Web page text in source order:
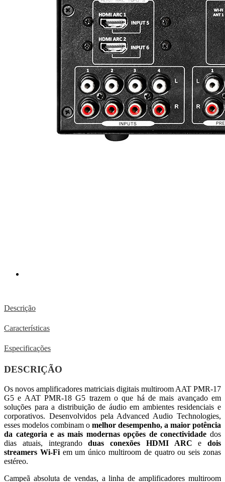
Descrição
Características
Especificações
DESCRIÇÃO
Os novos amplificadores matriciais digitais multiroom AAT PMR-17
G5 e AAT PMR-18 G5 trazem o que há de mais avançado em
soluções para a distribuição de áudio em ambientes residenciais e
corporativos. Desenvolvidos pela Advanced Audio Technologies,
esses modelos combinam o melhor desempenho, a maior potência
da categoria e as mais modernas opções de conectividade dos
dias atuais, integrandoduas conexões HDMI ARC e dois
streamers Wi-Fiem um único multiroom de quatro ou seis zonas
estéreo.
Campeã absoluta de vendas, a linha de amplificadores multiroom